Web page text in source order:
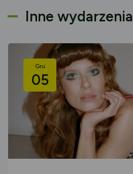
Inne wydarzenia
Gru
05